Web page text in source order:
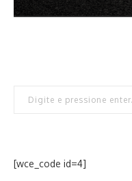
[wce_code id=4]